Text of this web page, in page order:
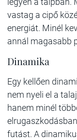
vastag a cipő
energiát. Minél
annál magasabb
Dinamika
Egy kellően
nem nyeli el a
hanem minél
futást. A